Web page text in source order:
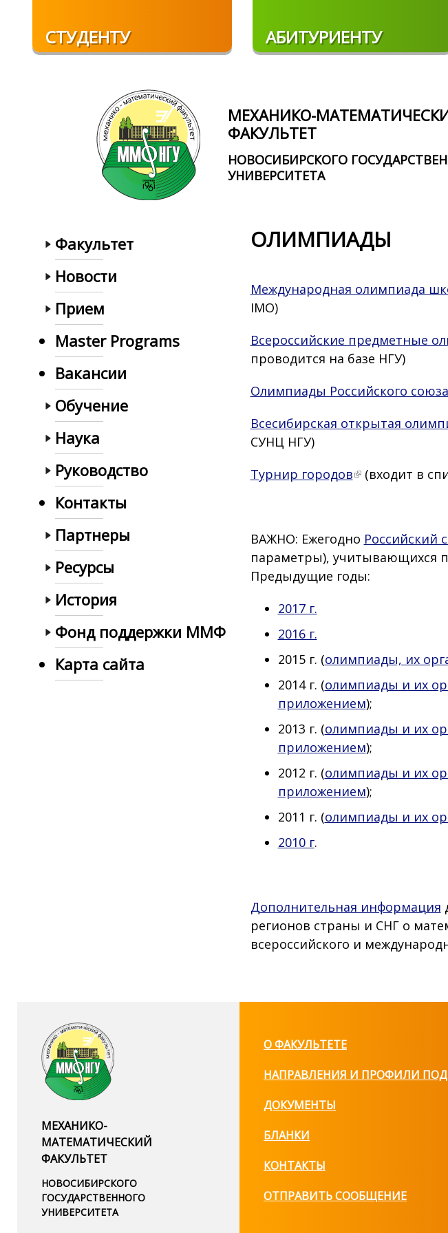
СТУДЕНТУ АБИТУРИЕНТУ
МЕХАНИКО-
ФАКУЛЬТЕТ
НОВОСИБИРСКОГО
УНИВЕРСИТЕТА
Факультет
Новости
Прием
Master Programs
Вакансии
Обучение
Наука
Руководство
Контакты
Партнеры
Ресурсы
История
Фонд поддержки ММФ
Карта сайта
ОЛИМПИАДЫ
Международная олимпиада
IMO)
Всероссийские предметные
проводится на базе НГУ)
Олимпиады Российского
Всесибирская открытая
СУНЦ НГУ)
Турнир городов (входит в
ВАЖНО: Ежегодно Российский
параметры), учитывающихся
Предыдущие годы:
2017 г.
2016 г.
2015 г. (олимпиады, их
2014 г. (олимпиады и их
приложением);
2013 г. (олимпиады и их
приложением);
2012 г. (олимпиады и их
приложением);
2011 г. (олимпиады и их
2010 г.
Дополнительная информация
регионов страны и СНГ о
всероссийского и
МЕХАНИКО-
МАТЕМАТИЧЕСКИЙ
ФАКУЛЬТЕТ
НОВОСИБИРСКОГО
ГОСУДАРСТВЕННОГО
УНИВЕРСИТЕТА
О ФАКУЛЬТЕТЕ
НАПРАВЛЕНИЯ И ПРОФИЛИ
ДОКУМЕНТЫ
БЛАНКИ
КОНТАКТЫ
ОТПРАВИТЬ СООБЩЕНИЕ